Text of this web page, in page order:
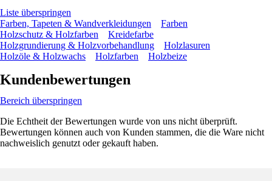
Liste überspringen
Farben, Tapeten & Wandverkleidungen
Farben
Holzschutz & Holzfarben
Kreidefarbe
Holzgrundierung & Holzvorbehandlung
Holzlasuren
Holzöle & Holzwachs
Holzfarben Holzbeize
Kundenbewertungen
Bereich überspringen
Die Echtheit der Bewertungen wurde von uns nicht überprüft.
Bewertungen können auch von Kunden stammen, die die Ware nicht
nachweislich genutzt oder gekauft haben.